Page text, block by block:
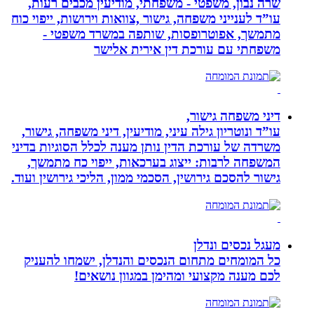
שרה נבון, משפטי - משפחתי, מודיעין מכבים רעות,
עו”ד לענייני משפחה, גישור ,צוואות וירושות, ייפוי כוח
מתמשך, אפוטרופסות, שותפה במשרד משפטי -
משפחתי עם עורכת דין אירית אלישר
דיני משפחה גישור,
עו”ד ונוטריון גילה עיני, מודיעין, דיני משפחה, גישור,
משרדה של עורכת הדין נותן מענה לכלל הסוגיות בדיני
המשפחה לרבות: ייצוג בערכאות, ייפוי כח מתמשך,
גישור להסכם גירושין, הסכמי ממון, הליכי גירושין ועוד.
מעגל נכסים ונדלן
כל המומחים מתחום הנכסים והנדלן, ישמחו להעניק
לכם מענה מקצועי ומהימן במגוון נושאים!